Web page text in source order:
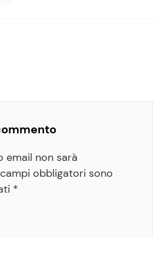
email non sarà
obbligatori sono
*